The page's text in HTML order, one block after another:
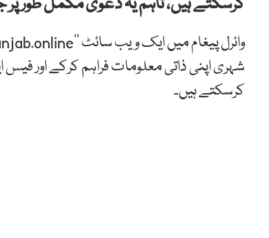
شہری اپنی ذاتی معلومات فراہم کرکے اور
کرسکتے ہیں۔